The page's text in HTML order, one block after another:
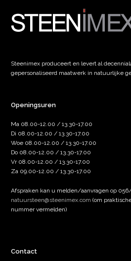
Steenimex produceert en levert al
gepersonaliseerd maatwerk in natuurlijke
Openingsuren
Ma 08.00-12.00 / 13.30-17.00
Di 08.00-12.00 / 13.30-17.00
Woe 08.00-12.00 / 13.30-17.00
Do 08.00-12.00 / 13.30-17.00
Vr 08.00-12.00 / 13.30-17.00
Za 09.00-12.00 / 13.30-17.00
Afspraken kan u melden/aanvragen op
natuursteen@steenimex.com (om
nummer vermelden)
Contact